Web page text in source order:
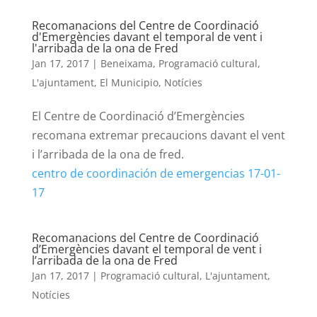
Recomanacions del Centre de Coordinació
d'Emergències davant el temporal de vent i
l'arribada de la ona de Fred
Jan 17, 2017| Beneixama, Programació cultural,
L'ajuntament, El Municipio, Notícies
El Centre de Coordinació d’Emergències
recomana extremar precaucions davant el vent
i l’arribada de la ona de fred.
centro de coordinación de emergencias 17-01-
17
Recomanacions del Centre de Coordinació
d’Emergències davant el temporal de vent i
l’arribada de la ona de Fred
Jan 17, 2017| Programació cultural, L'ajuntament,
Notícies